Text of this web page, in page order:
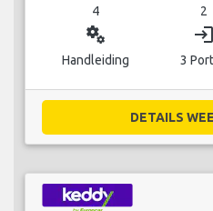
4 2
miscellaneous_services
Handleiding
login
3
DETAILS